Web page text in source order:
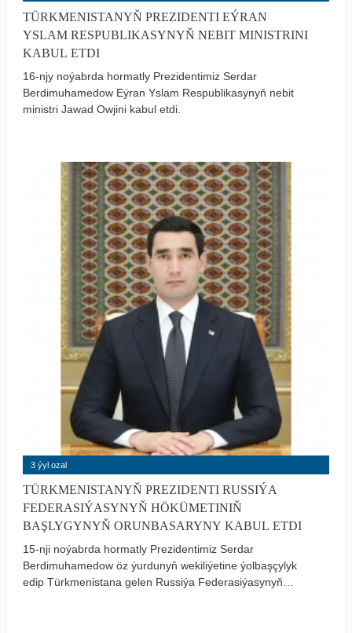
TÜRKMENISTANYŇ PREZIDENTI EÝRAN
YSLAM RESPUBLIKASYNYŇ NEBIT MINISTRINI
KABUL ETDI
16-njy noýabrda hormatly Prezidentimiz Serdar
Berdimuhamedow Eýran Yslam Respublikasynyň nebit
ministri Jawad Owjini kabul etdi.
3 ýyl ozal
TÜRKMENISTANYŇ PREZIDENTI RUSSIÝA
FEDERASIÝASYNYŇ HÖKÜMETINIŇ
BAŞLYGYNYŇ ORUNBASARYNY KABUL ETDI
15-nji noýabrda hormatly Prezidentimiz Serdar
Berdimuhamedow öz ýurdunyň wekiliýetine ýolbaşçylyk
edip Türkmenistana gelen Russiýa Federasiýasynyň